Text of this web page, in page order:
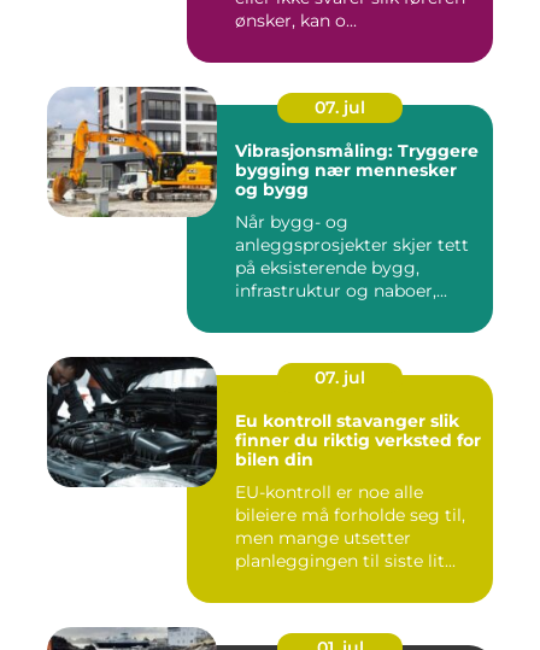
ønsker, kan o...
07. jul
Vibrasjonsmåling: Tryggere
bygging nær mennesker
og bygg
Når bygg- og
anleggsprosjekter skjer tett
på eksisterende bygg,
infrastruktur og naboer,...
07. jul
Eu kontroll stavanger slik
finner du riktig verksted for
bilen din
EU-kontroll er noe alle
bileiere må forholde seg til,
men mange utsetter
planleggingen til siste lit...